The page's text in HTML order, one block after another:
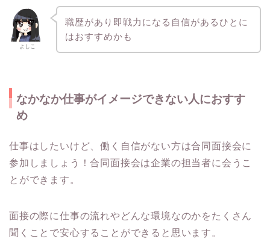
よしこ
職歴があり即戦力になる自信があるひとに
はおすすめかも
なかなか仕事がイメージできない人におすす
め
仕事はしたいけど、働く自信がない方は合同面接会に
参加しましょう！合同面接会は企業の担当者に会うこ
とができます。
面接の際に仕事の流れやどんな環境なのかをたくさん
聞くことで安心することができると思います。